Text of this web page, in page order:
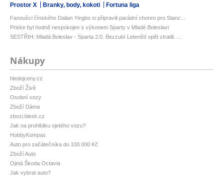
Prostor X Branky, body, kokoti Fortuna liga
Fanoušci čínského Dalian Yingbo si připravili parádní choreo pro Stanc...
Priske byl hodně nespokojen s výkonem Sparty v Mladé Boleslavi
SESTŘIH: Mladá Boleslav - Sparta 2:0. Bezzubí Letenští opět ztratili. ...
Nákupy
hledejceny.cz
Zboží Živě
Osobní vozy
Zboží Dáma
zbozi.blesk.cz
Jak na prohlídku ojetého vozu?
HobbyKompas
Auto pro začátečníka do 100 000 Kč
Zboží Auto
Ojetá Škoda Octavia
Jak vybrat auto?